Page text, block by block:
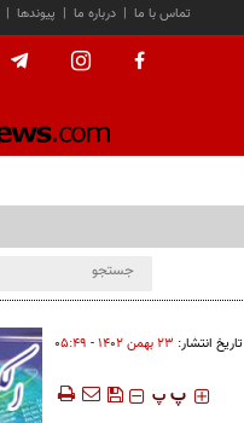
| پیوندها | درباره ما | تماس با ما
تاریخ انتشار: ۲۳ بهمن ۱۴۰۲ - ۰۵:۴۹
‍‍‍ پ پ